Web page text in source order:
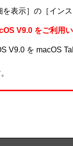
表示］の［イン
V9.0 をご利用
V9.0 を macOS